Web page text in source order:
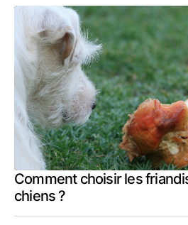
Comment choisir les
chiens ?